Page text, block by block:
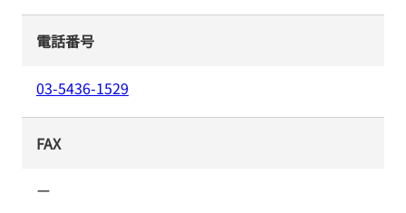
電話番号
03-5436-1529
FAX
ー